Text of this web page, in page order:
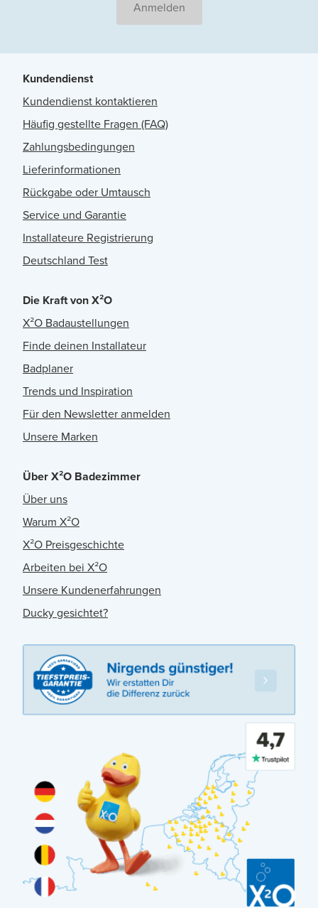
Anmelden
Kundendienst
Kundendienst kontaktieren
Häufig gestellte Fragen (FAQ)
Zahlungsbedingungen
Lieferinformationen
Rückgabe oder Umtausch
Service und Garantie
Installateure Registrierung
Deutschland Test
Die Kraft von X²O
X²O Badaustellungen
Finde deinen Installateur
Badplaner
Trends und Inspiration
Für den Newsletter anmelden
Unsere Marken
Über X²O Badezimmer
Über uns
Warum X²O
X²O Preisgeschichte
Arbeiten bei X²O
Unsere Kundenerfahrungen
Ducky gesichtet?